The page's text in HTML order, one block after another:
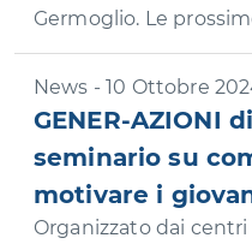
Germoglio. Le
News - 10 Ottobre
GENER-AZIONI
seminario su
motivare i
Organizzato dai centri